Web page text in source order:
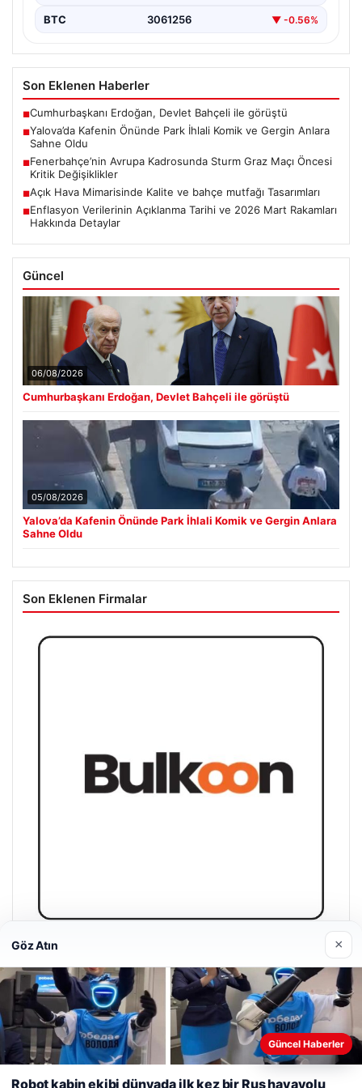
BTC 3061256 ▼ -0.56%
Son Eklenen Haberler
■Cumhurbaşkanı Erdoğan, Devlet Bahçeli ile görüştü
■Yalova’da Kafenin Önünde Park İhlali Komik ve Gergin Anlara
Sahne Oldu
■Fenerbahçe’nin Avrupa Kadrosunda Sturm Graz Maçı Öncesi
Kritik Değişiklikler
■Açık Hava Mimarisinde Kalite ve bahçe mutfağı Tasarımları
■Enflasyon Verilerinin Açıklanma Tarihi ve 2026 Mart Rakamları
Hakkında Detaylar
Güncel
06/08/2026
Cumhurbaşkanı Erdoğan, Devlet Bahçeli ile görüştü
05/08/2026
Yalova’da Kafenin Önünde Park İhlali Komik ve Gergin Anlara
Sahne Oldu
Son Eklenen Firmalar
Magusa Night Club
01/05/2026
Web sitemizi nasıl kullandığınızı daha iyi anlayabilmek,
Göz Atın ×
Güncel Haberler
Robot kabin ekibi dünyada ilk kez bir Rus havayolu